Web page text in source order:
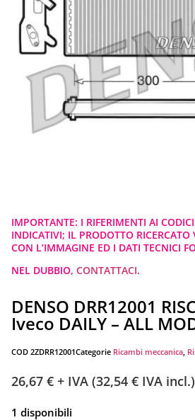
IMPORTANTE: I RIFERIMENTI AI
INDICATIVI; IL PRODOTTO RICERCATO
CON L’IMMAGINE ED I DATI TECNICI
NEL DUBBIO, CONTATTACI.
DENSO DRR12001
Iveco DAILY – ALL
COD 2ZDRR12001Categorie Ricambi meccanica,
26,67 € + IVA (32,54 € IVA incl.)
1 disponibili